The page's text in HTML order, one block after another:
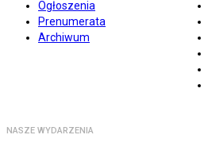
Ogłoszenia
Prenumerata
Archiwum
NASZE WYDARZENIA